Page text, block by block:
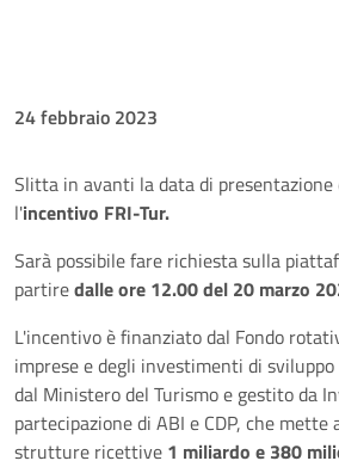
24 febbraio 2023
Slitta in avanti la data di presentazione
l'incentivo FRI-Tur.
Sarà possibile fare richiesta sulla
partiredalle ore 12.00 del 20 marzo
L'incentivo è finanziato dal Fondo
imprese e degli investimenti di
dal Ministero del Turismo e gestito da
partecipazione di ABI e CDP, che mette
strutture ricettive 1 miliardo e 380